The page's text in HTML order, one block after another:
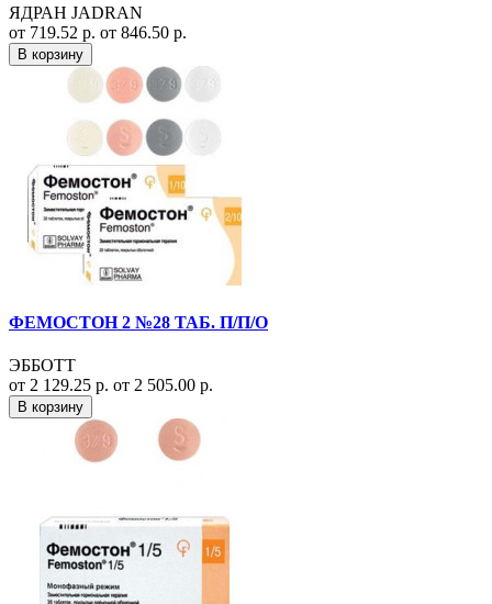
ЯДРАН JADRAN
от 719.52 р. от 846.50 р.
В корзину
ФЕМОСТОН 2 №28 ТАБ. П/П/О
ЭББОТТ
от 2 129.25 р. от 2 505.00 р.
В корзину